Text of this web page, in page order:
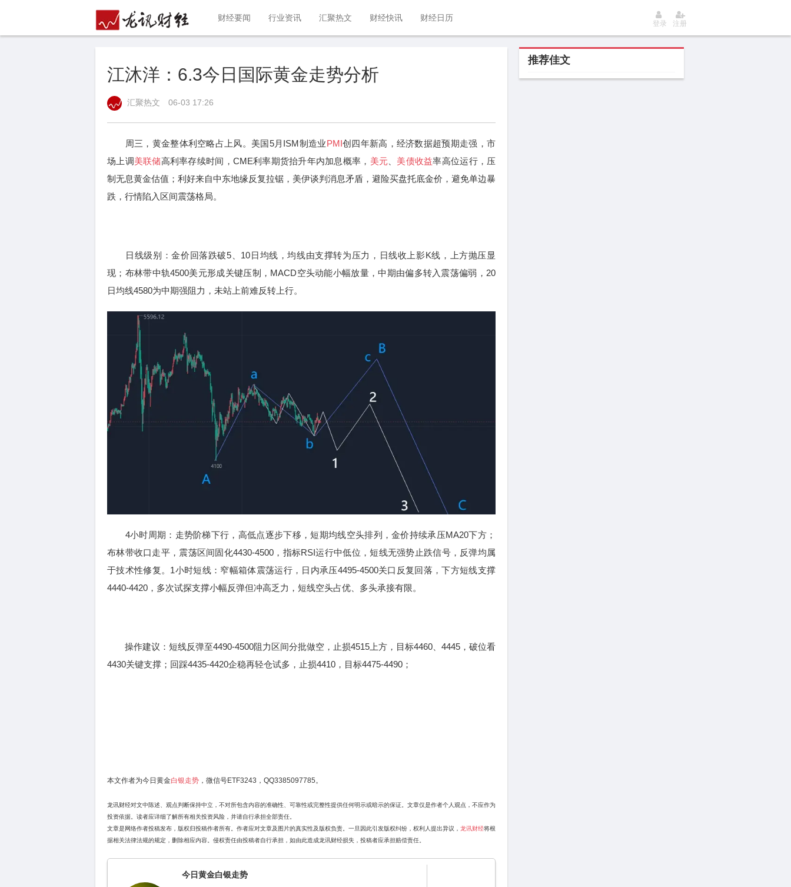
财经要闻 行业资讯 汇聚热文 财经快讯 财经日历
登录 注册
江沐洋：6.3今日国际黄金走势分析
汇聚热文 06-03 17:26
周三，黄金整体利空略占上风。美国5月ISM制造业PMI创四年新高，经济数据超预期走强，市
场上调美联储高利率存续时间，CME利率期货抬升年内加息概率， 美元 美债收益率高位运行，压
制无息黄金估值；利好来自中东地缘反复拉锯，美伊谈判消息矛盾，避险买盘托底金价，避免单边暴
跌，行情陷入区间震荡格局。
日线级别：金价回落跌破5、10日均线，均线由支撑转为压力，日线收上影K线，上方抛压显
现；布林带中轨4500美元形成关键压制，MACD空头动能小幅放量，中期由偏多转入震荡偏弱，20
日均线4580为中期强阻力，未站上前难反转上行。
4小时周期：走势阶梯下行，高低点逐步下移，短期均线空头排列，金价持续承压MA20下方；
布林带收口走平，震荡区间固化4430-4500，指标RSI运行中低位，短线无强势止跌信号，反弹均属
于技术性修复。1小时短线：窄幅箱体震荡运行，日内承压4495-4500关口反复回落，下方短线支撑
4440-4420，多次试探支撑小幅反弹但冲高乏力，短线空头占优、多头承接有限。
操作建议：短线反弹至4490-4500阻力区间分批做空，止损4515上方，目标4460、4445，破位看
4430关键支撑；回踩4435-4420企稳再轻仓试多，止损4410，目标4475-4490；
本文作者为今日黄金白银走势 ，微信号ETF3243，QQ3385097785。
龙讯财经对文中陈述、观点判断保持中立，不对所包含内容的准确性、可靠性或完整性提供任何明示或暗示的保证。文章仅是作者个人观点，不应作为
投资依据。读者应详细了解所有相关投资风险，并请自行承担全部责任。
文章是网络作者投稿发布，版权归投稿作者所有。作者应对文章及图片的真实性及版权负责。一旦因此引发版权纠纷，权利人提出异议， 龙讯财经将根
据相关法律法规的规定，删除相应内容。侵权责任由投稿者自行承担，如由此造成龙讯财经损失，投稿者应承担赔偿责任。
今日黄金白银走势
推荐佳文